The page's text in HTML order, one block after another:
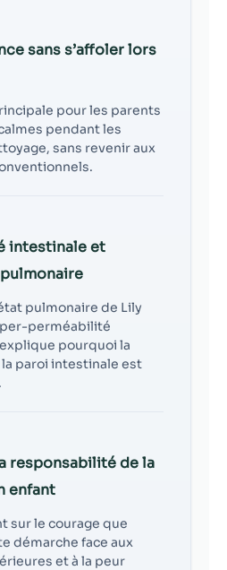
sans s’affoler lors
pour les parents
pendant les
sans revenir aux
intestinale et
pulmonaire de Lily
perméabilité
pourquoi la
paroi intestinale est
responsabilité de la
enfant
sur le courage que
démarche face aux
et à la peur